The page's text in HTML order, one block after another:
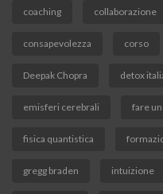
coaching collaborazione
consapevolezza corso
Deepak Chopra detox
emisferi cerebrali fare
fisica quantistica
gregg braden intuizione